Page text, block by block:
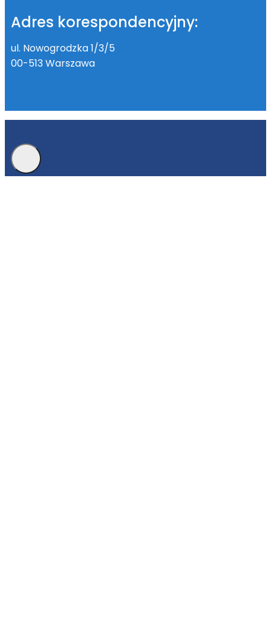
Adres korespondencyjny:
ul. Nowogrodzka 1/3/5
00-513 Warszawa